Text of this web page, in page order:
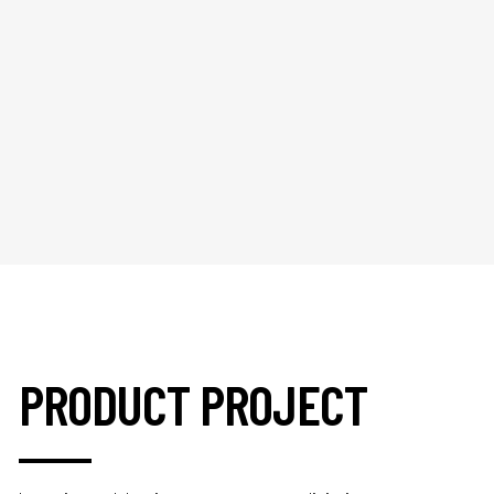
PRODUCT PROJECT